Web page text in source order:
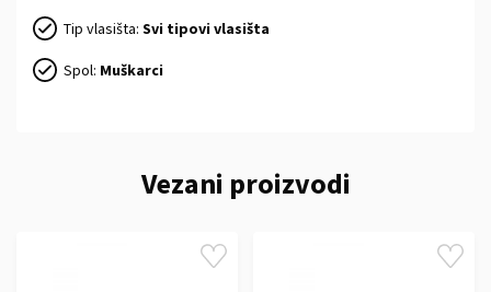
Tip vlasišta: Svi tipovi vlasišta
Spol: Muškarci
Vezani proizvodi